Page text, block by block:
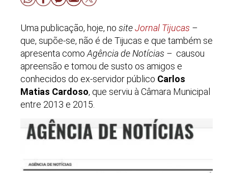
Uma publicação, hoje, no siteJornal Tijucas –
que, supõe-se, não é de Tijucas e que também se
apresenta como Agência de Notícias – causou
apreensão e tomou de susto os amigos e
conhecidos do ex-servidor público Carlos
Matias Cardoso, que serviu à Câmara Municipal
entre 2013 e 2015.